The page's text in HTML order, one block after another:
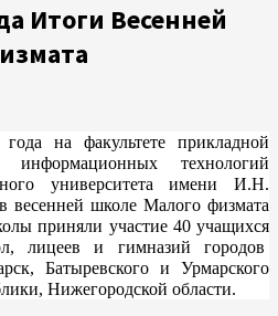
Итоги Весенней
на факультете прикладной
технологий
университета имени И.Н.
весенней школе Малого физмата
приняли участие 40 учащихся
лицеев и гимназий городов
Батыревского и Урмарского
Нижегородской области.